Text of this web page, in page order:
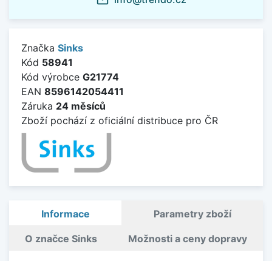
Značka Sinks
Kód 58941
Kód výrobce G21774
EAN 8596142054411
Záruka 24 měsíců
Zboží pochází z oficiální distribuce pro ČR
Informace Parametry zboží
O značce Sinks Možnosti a ceny dopravy